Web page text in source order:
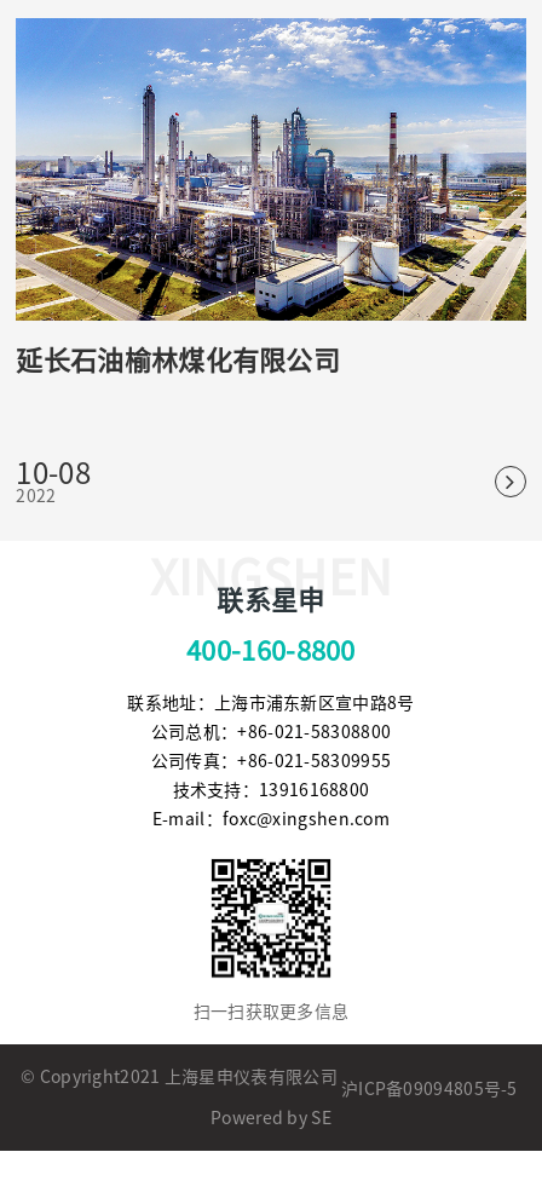
延长石油榆林煤化有限公司
10-08
2022
XINGSHEN
联系星申
400-160-8800
联系地址：上海市浦东新区宣中路8号
公司总机：+86-021-58308800
公司传真：+86-021-58309955
技术支持：13916168800
E-mail：foxc@xingshen.com
扫一扫获取更多信息
© Copyright2021 上海星申仪表有限公司
沪ICP备09094805号-5
Powered by SE